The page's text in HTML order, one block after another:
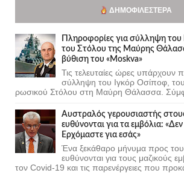
ΔΗΜΟΦΙΛΈΣΤΕΡΑ
Πληροφορίες για σύλληψη του
του Στόλου της Mαύρης
βύθιση του «Moskva»
Τις τελευταίες ώρες υπάρχουν
σύλληψη του Ιγκόρ Οσίποφ,
ρωσικού Στόλου στη Μαύρη Θάλασσα.
Αυστραλός γερουσιαστής
ευθύνονται για τα εμβόλια:
Ερχόμαστε για εσάς»
Ένα ξεκάθαρο μήνυμα προς
ευθύνονται για τους μαζικούς
τον Covid-19 και τις παρενέργειες που